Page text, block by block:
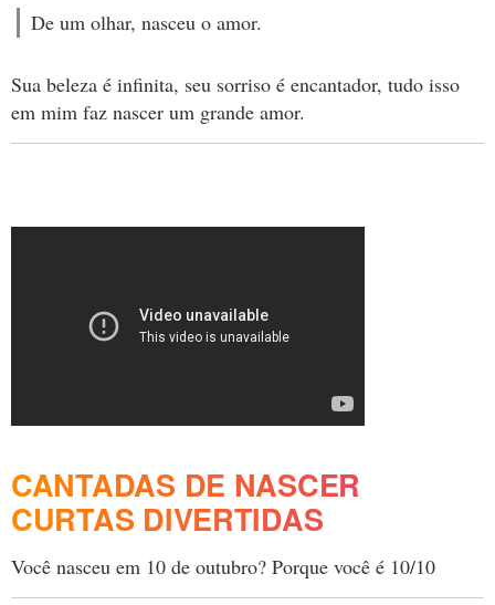
De um olhar, nasceu o amor.
Sua beleza é infinita, seu sorriso é encantador, tudo isso
em mim faz nascer um grande amor.
CANTADAS DE NASCER
CURTAS DIVERTIDAS
Você nasceu em 10 de outubro? Porque você é 10/10